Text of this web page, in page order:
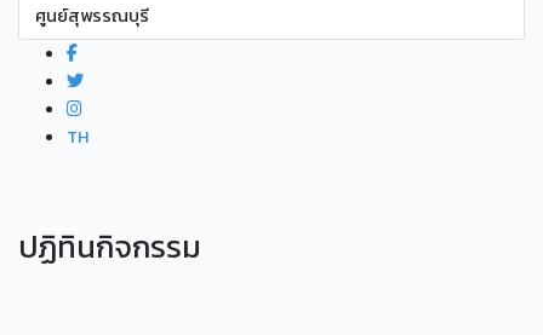
ศูนย์สุพรรณบุรี
TH
ปฏิทินกิจกรรม